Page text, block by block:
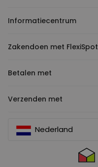
Informatiecentrum
Zakendoen met FlexiSpot
Betalen met
Verzenden met
Nederland